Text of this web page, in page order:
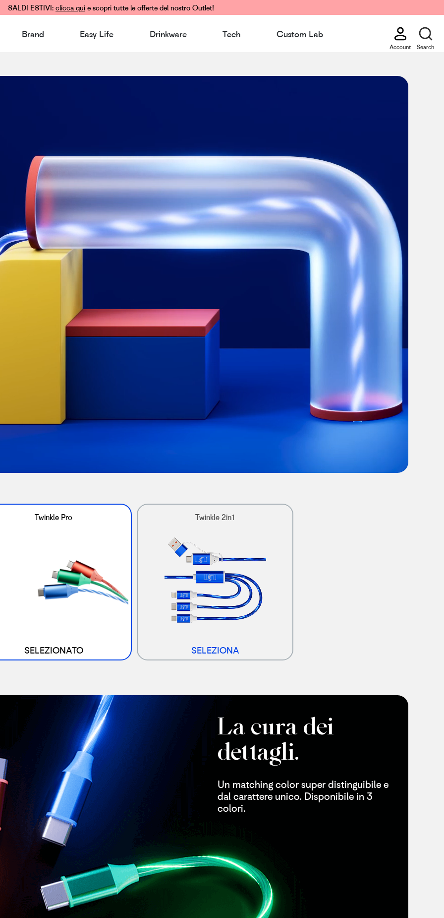
SALDI ESTIVI: clicca qui e scopri tutte le offerte del nostro Outlet!
Brand Easy Life Drinkware Tech Custom Lab
Account Search
Twinkle Pro
SELEZIONATO
Twinkle 2in1
SELEZIONA
La cura dei ​
dettagli.
Un matching color super distinguibile e
dal carattere unico. Disponibile in 3
colori.